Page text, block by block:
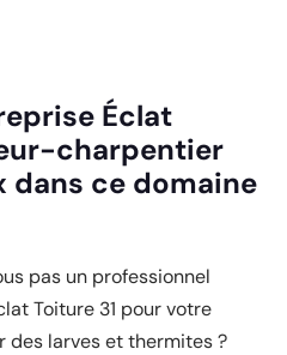
Éclat
charpentier
dans ce domaine
pas un professionnel
Toiture 31 pour votre
des larves et thermites ?